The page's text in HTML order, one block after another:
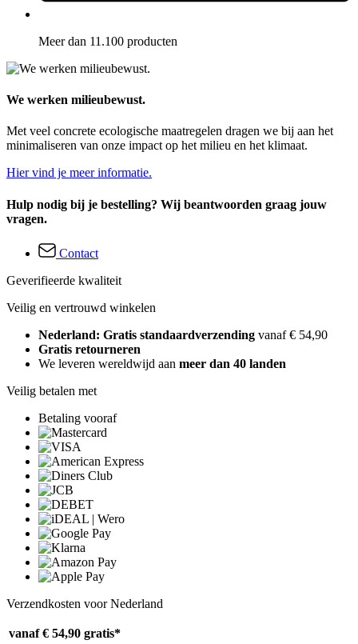
Meer dan 11.100 producten
We werken milieubewust.
Met veel concrete ecologische maatregelen dragen we bij aan het
minimaliseren van onze impact op het milieu en het klimaat.
Hier vind je meer informatie.
Hulp nodig bij je bestelling? Wij beantwoorden graag jouw
vragen.
Contact
Geverifieerde kwaliteit
Veilig en vertrouwd winkelen
Nederland: Gratis standaardverzending vanaf € 54,90
Gratis retourneren
We leveren wereldwijd aan meer dan 40 landen
Veilig betalen met
Betaling vooraf
Verzendkosten voor Nederland
vanaf € 54,90 gratis*